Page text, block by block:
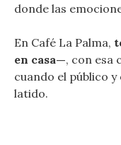
donde las
En Café La Palma,
en casa—, con esa
cuando el público
latido.